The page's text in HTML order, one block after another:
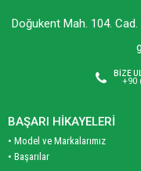
Doğukent Mah. 104.
BİZE
+90
BAŞARI HİKAYELERİ
• Model ve Markalarımız
• Başarılar